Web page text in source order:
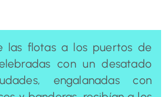
las flotas a los puertos de
con un desatado
engalanadas con